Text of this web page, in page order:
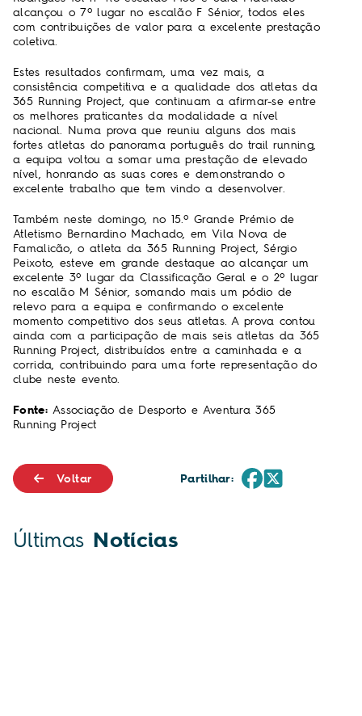
alcançou o 7º lugar no escalão F Sénior, todos eles
com contribuições de valor para a excelente prestação
coletiva.
Estes resultados confirmam, uma vez mais, a
consistência competitiva e a qualidade dos atletas da
365 Running Project, que continuam a afirmar-se entre
os melhores praticantes da modalidade a nível
nacional. Numa prova que reuniu alguns dos mais
fortes atletas do panorama português do trail running,
a equipa voltou a somar uma prestação de elevado
nível, honrando as suas cores e demonstrando o
excelente trabalho que tem vindo a desenvolver.
Também neste domingo, no 15.º Grande Prémio de
Atletismo Bernardino Machado, em Vila Nova de
Famalicão, o atleta da 365 Running Project, Sérgio
Peixoto, esteve em grande destaque ao alcançar um
excelente 3º lugar da Classificação Geral e o 2º lugar
no escalão M Sénior, somando mais um pódio de
relevo para a equipa e confirmando o excelente
momento competitivo dos seus atletas. A prova contou
ainda com a participação de mais seis atletas da 365
Running Project, distribuídos entre a caminhada e a
corrida, contribuindo para uma forte representação do
clube neste evento.
Fonte:Associação de Desporto e Aventura 365
Running Project
Voltar Partilhar:
Últimas Notícias